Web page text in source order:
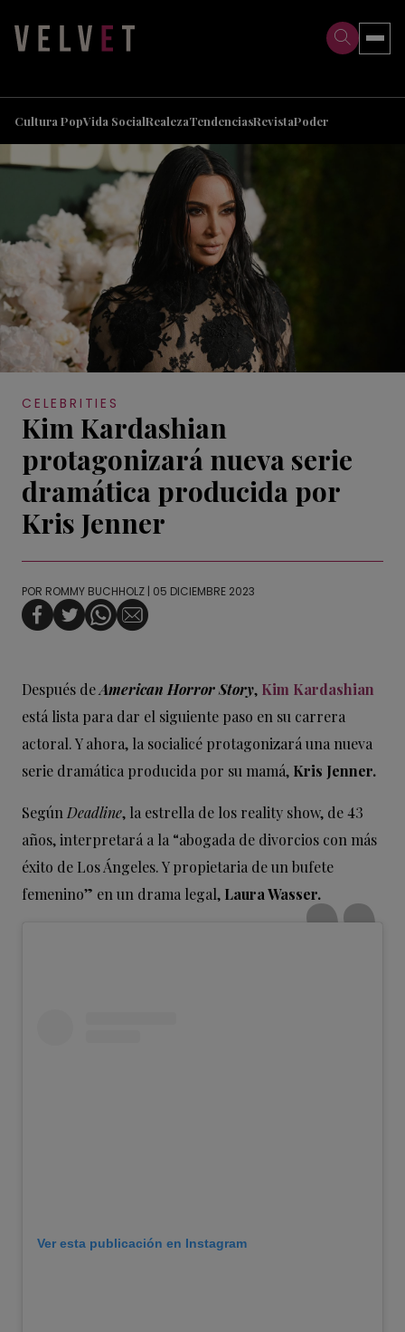
Cultura PopVida SocialRealezaTendenciasRevistaPoder
CELEBRITIES
Kim Kardashian
protagonizará nueva serie
dramática producida por
Kris Jenner
POR ROMMY BUCHHOLZ | 05 DICIEMBRE 2023
Después deAmerican Horror Story, Kim Kardashian
está lista para dar el siguiente paso en su carrera
actoral. Y ahora, la socialicé protagonizará una nueva
serie dramática producida por su mamá, Kris Jenner.
Según Deadline, la estrella de los reality show, de 43
años, interpretará a la “abogada de divorcios con más
éxito de Los Ángeles. Y propietaria de un bufete
femenino” en un drama legal, Laura Wasser.
Ver esta publicación en Instagram